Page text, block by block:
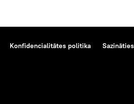
Konfidencialitātes politika